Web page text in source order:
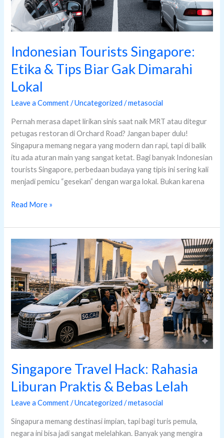
Indonesian Tourists Singapore:
Etika & Tips Biar Gak Dimarahi
Lokal
Leave a Comment /Uncategorized /metasocial
Pernah merasa dapet lirikan sinis saat naik MRT atau ditegur
petugas restoran di Orchard Road? Jangan baper dulu!
Singapura memang negara yang modern dan rapi, tapi di balik
itu ada aturan main yang sangat ketat. Bagi banyak Indonesian
tourists Singapore, perbedaan budaya yang tipis ini sering kali
menjadi pemicu “gesekan” dengan warga lokal. Bukan karena
Lokal
Read More »
Singapore Travel Hack: Rahasia
Liburan Praktis & Bebas Lelah
Leave a Comment /Uncategorized /metasocial
Singapura memang destinasi impian, tapi bagi turis pemula,
negara ini bisa jadi sangat melelahkan. Banyak yang mengira
Singapore
Travel
Hack:
Rahasia
Liburan
Praktis
&
Bebas
Lelah